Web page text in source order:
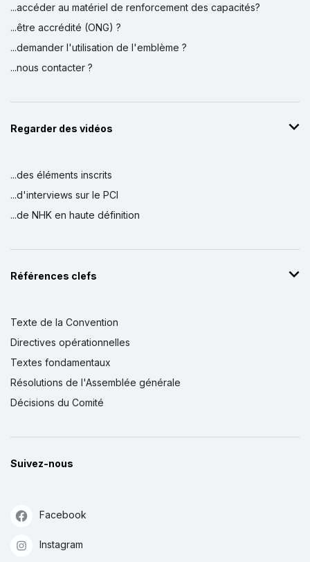
...accéder au matériel de renforcement des capacités?
...être accrédité (ONG) ?
...demander l'utilisation de l'emblème ?
...nous contacter ?
Regarder des vidéos
...des éléments inscrits
...d'interviews sur le PCI
...de NHK en haute définition
Références clefs
Texte de la Convention
Directives opérationnelles
Textes fondamentaux
Résolutions de l'Assemblée générale
Décisions du Comité
Suivez-nous
Facebook
Instagram